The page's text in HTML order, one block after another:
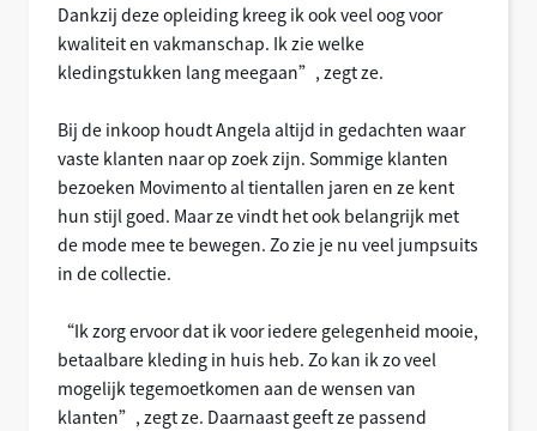
Dankzij deze opleiding kreeg ik ook veel oog voor
kwaliteit en vakmanschap. Ik zie welke
kledingstukken lang meegaan”, zegt ze.
Bij de inkoop houdt Angela altijd in gedachten waar
vaste klanten naar op zoek zijn. Sommige klanten
bezoeken Movimento al tientallen jaren en ze kent
hun stijl goed. Maar ze vindt het ook belangrijk met
de mode mee te bewegen. Zo zie je nu veel jumpsuits
in de collectie.
“Ik zorg ervoor dat ik voor iedere gelegenheid mooie,
betaalbare kleding in huis heb. Zo kan ik zo veel
mogelijk tegemoetkomen aan de wensen van
klanten”, zegt ze. Daarnaast geeft ze passend